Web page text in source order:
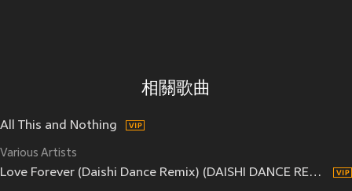
相關歌曲
All This and Nothing
Various Artists
Love Forever (Daishi Dance Remix) (DAISHI DANCE REMIX)